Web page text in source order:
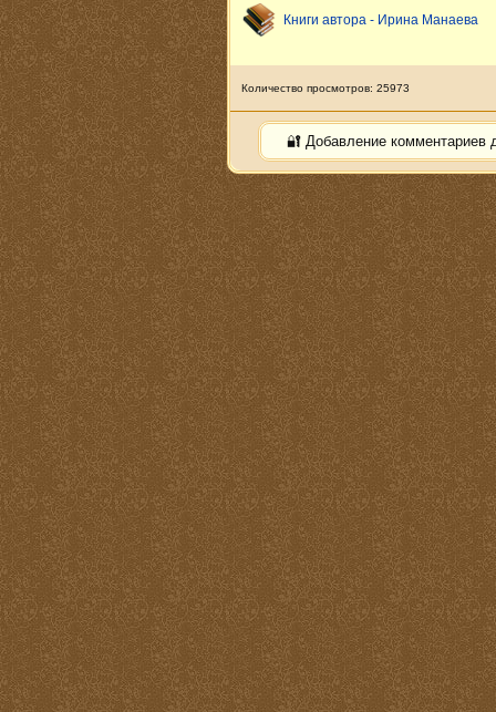
Книги автора - Ирина Манаева
Количество просмотров: 25973
🔐 Добавление комментариев